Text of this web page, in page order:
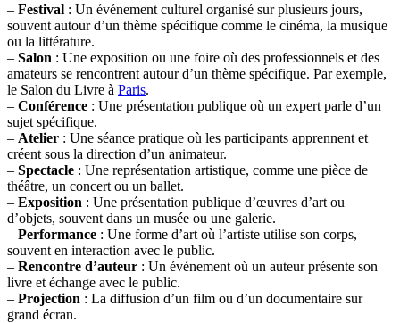
– Festival : Un événement culturel organisé sur plusieurs jours,
souvent autour d’un thème spécifique comme le cinéma, la musique
ou la littérature.
– Salon : Une exposition ou une foire où des professionnels et des
amateurs se rencontrent autour d’un thème spécifique. Par exemple,
le Salon du Livre à Paris.
– Conférence : Une présentation publique où un expert parle d’un
sujet spécifique.
– Atelier : Une séance pratique où les participants apprennent et
créent sous la direction d’un animateur.
– Spectacle : Une représentation artistique, comme une pièce de
théâtre, un concert ou un ballet.
– Exposition : Une présentation publique d’œuvres d’art ou
d’objets, souvent dans un musée ou une galerie.
– Performance : Une forme d’art où l’artiste utilise son corps,
souvent en interaction avec le public.
– Rencontre d’auteur : Un événement où un auteur présente son
livre et échange avec le public.
– Projection : La diffusion d’un film ou d’un documentaire sur
grand écran.